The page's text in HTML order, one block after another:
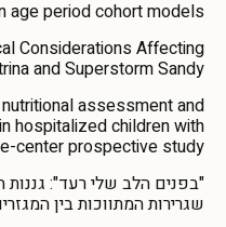
age period cohort models
Considerations Affecting
and Superstorm Sandy
assessment and
hospitalized children with
center prospective study
"בפנים הלב שלי רעד": גננות
שגרירות המתווכות בין